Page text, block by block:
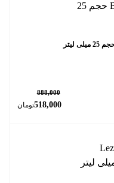
888,000
518,000تومان